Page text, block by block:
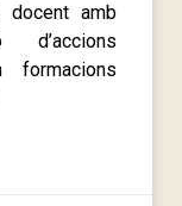
docent amb
d’accions